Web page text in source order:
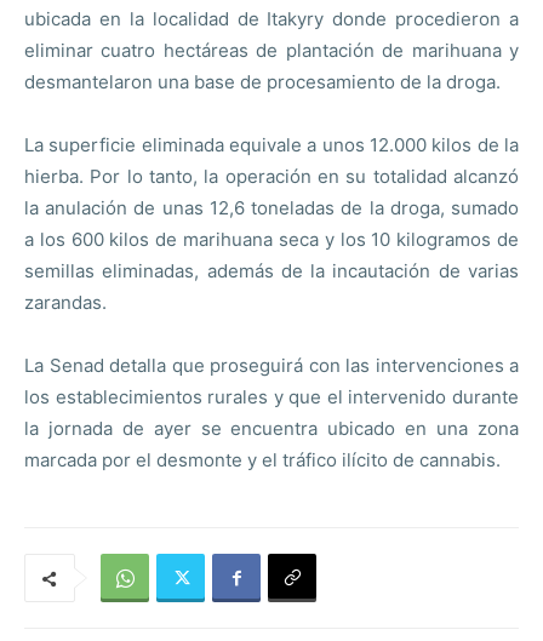
ubicada en la localidad de Itakyry donde procedieron a
eliminar cuatro hectáreas de plantación de marihuana y
desmantelaron una base de procesamiento de la droga.
La superficie eliminada equivale a unos 12.000 kilos de la
hierba. Por lo tanto, la operación en su totalidad alcanzó
la anulación de unas 12,6 toneladas de la droga, sumado
a los 600 kilos de marihuana seca y los 10 kilogramos de
semillas eliminadas, además de la incautación de varias
zarandas.
La Senad detalla que proseguirá con las intervenciones a
los establecimientos rurales y que el intervenido durante
la jornada de ayer se encuentra ubicado en una zona
marcada por el desmonte y el tráfico ilícito de cannabis.